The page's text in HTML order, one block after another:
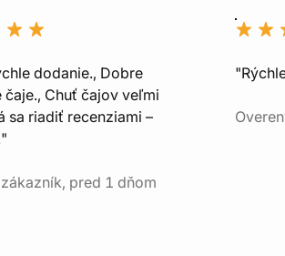
dodanie., Dobre
čaje., Chuť čajov veľmi
sa riadiť recenziami –
pred 1 dňom